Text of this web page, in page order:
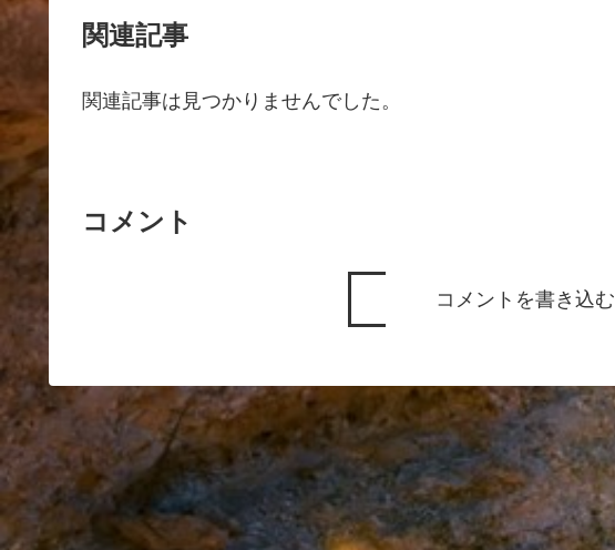
関連記事
関連記事は見つかりませんでした。
コメント
コメントを書き込む